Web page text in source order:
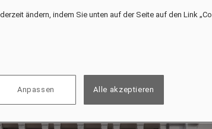
ändern, indem Sie unten auf der Seite auf den Link
Anpassen Alle akzeptieren